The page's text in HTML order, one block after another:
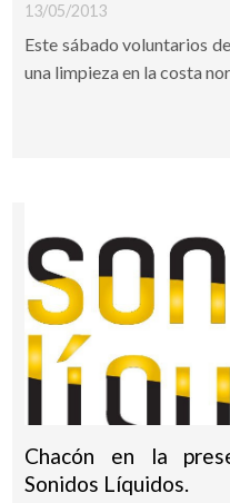
13/05/2013
Este sábado voluntarios
una limpieza en la costa
Chacón en la
Sonidos Líquidos.